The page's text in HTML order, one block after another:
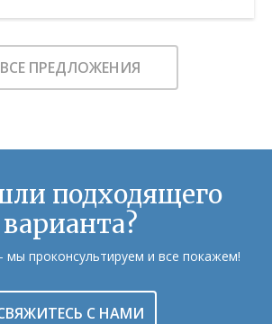
8/12
ВСЕ ПРЕДЛОЖЕНИЯ
подходящего
варианта?
мы проконсультируем и все покажем!
С НАМИ